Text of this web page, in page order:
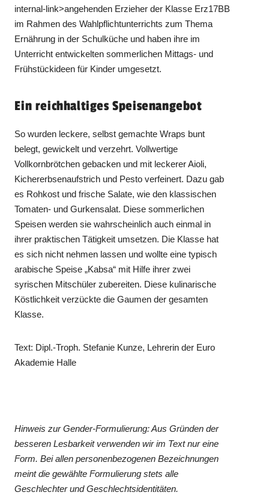
internal-link>angehenden Erzieher der Klasse Erz17BB
im Rahmen des Wahlpflichtunterrichts zum Thema
Ernährung in der Schulküche und haben ihre im
Unterricht entwickelten sommerlichen Mittags- und
Frühstückideen für Kinder umgesetzt.
Ein reichhaltiges Speisenangebot
So wurden leckere, selbst gemachte Wraps bunt
belegt, gewickelt und verzehrt. Vollwertige
Vollkornbrötchen gebacken und mit leckerer Aioli,
Kichererbsenaufstrich und Pesto verfeinert. Dazu gab
es Rohkost und frische Salate, wie den klassischen
Tomaten- und Gurkensalat. Diese sommerlichen
Speisen werden sie wahrscheinlich auch einmal in
ihrer praktischen Tätigkeit umsetzen. Die Klasse hat
es sich nicht nehmen lassen und wollte eine typisch
arabische Speise „Kabsa“ mit Hilfe ihrer zwei
syrischen Mitschüler zubereiten. Diese kulinarische
Köstlichkeit verzückte die Gaumen der gesamten
Klasse.
Text: Dipl.-Troph. Stefanie Kunze, Lehrerin der Euro
Akademie Halle
Hinweis zur Gender-Formulierung: Aus Gründen der
besseren Lesbarkeit verwenden wir im Text nur eine
Form. Bei allen personenbezogenen Bezeichnungen
meint die gewählte Formulierung stets alle
Geschlechter und Geschlechtsidentitäten.